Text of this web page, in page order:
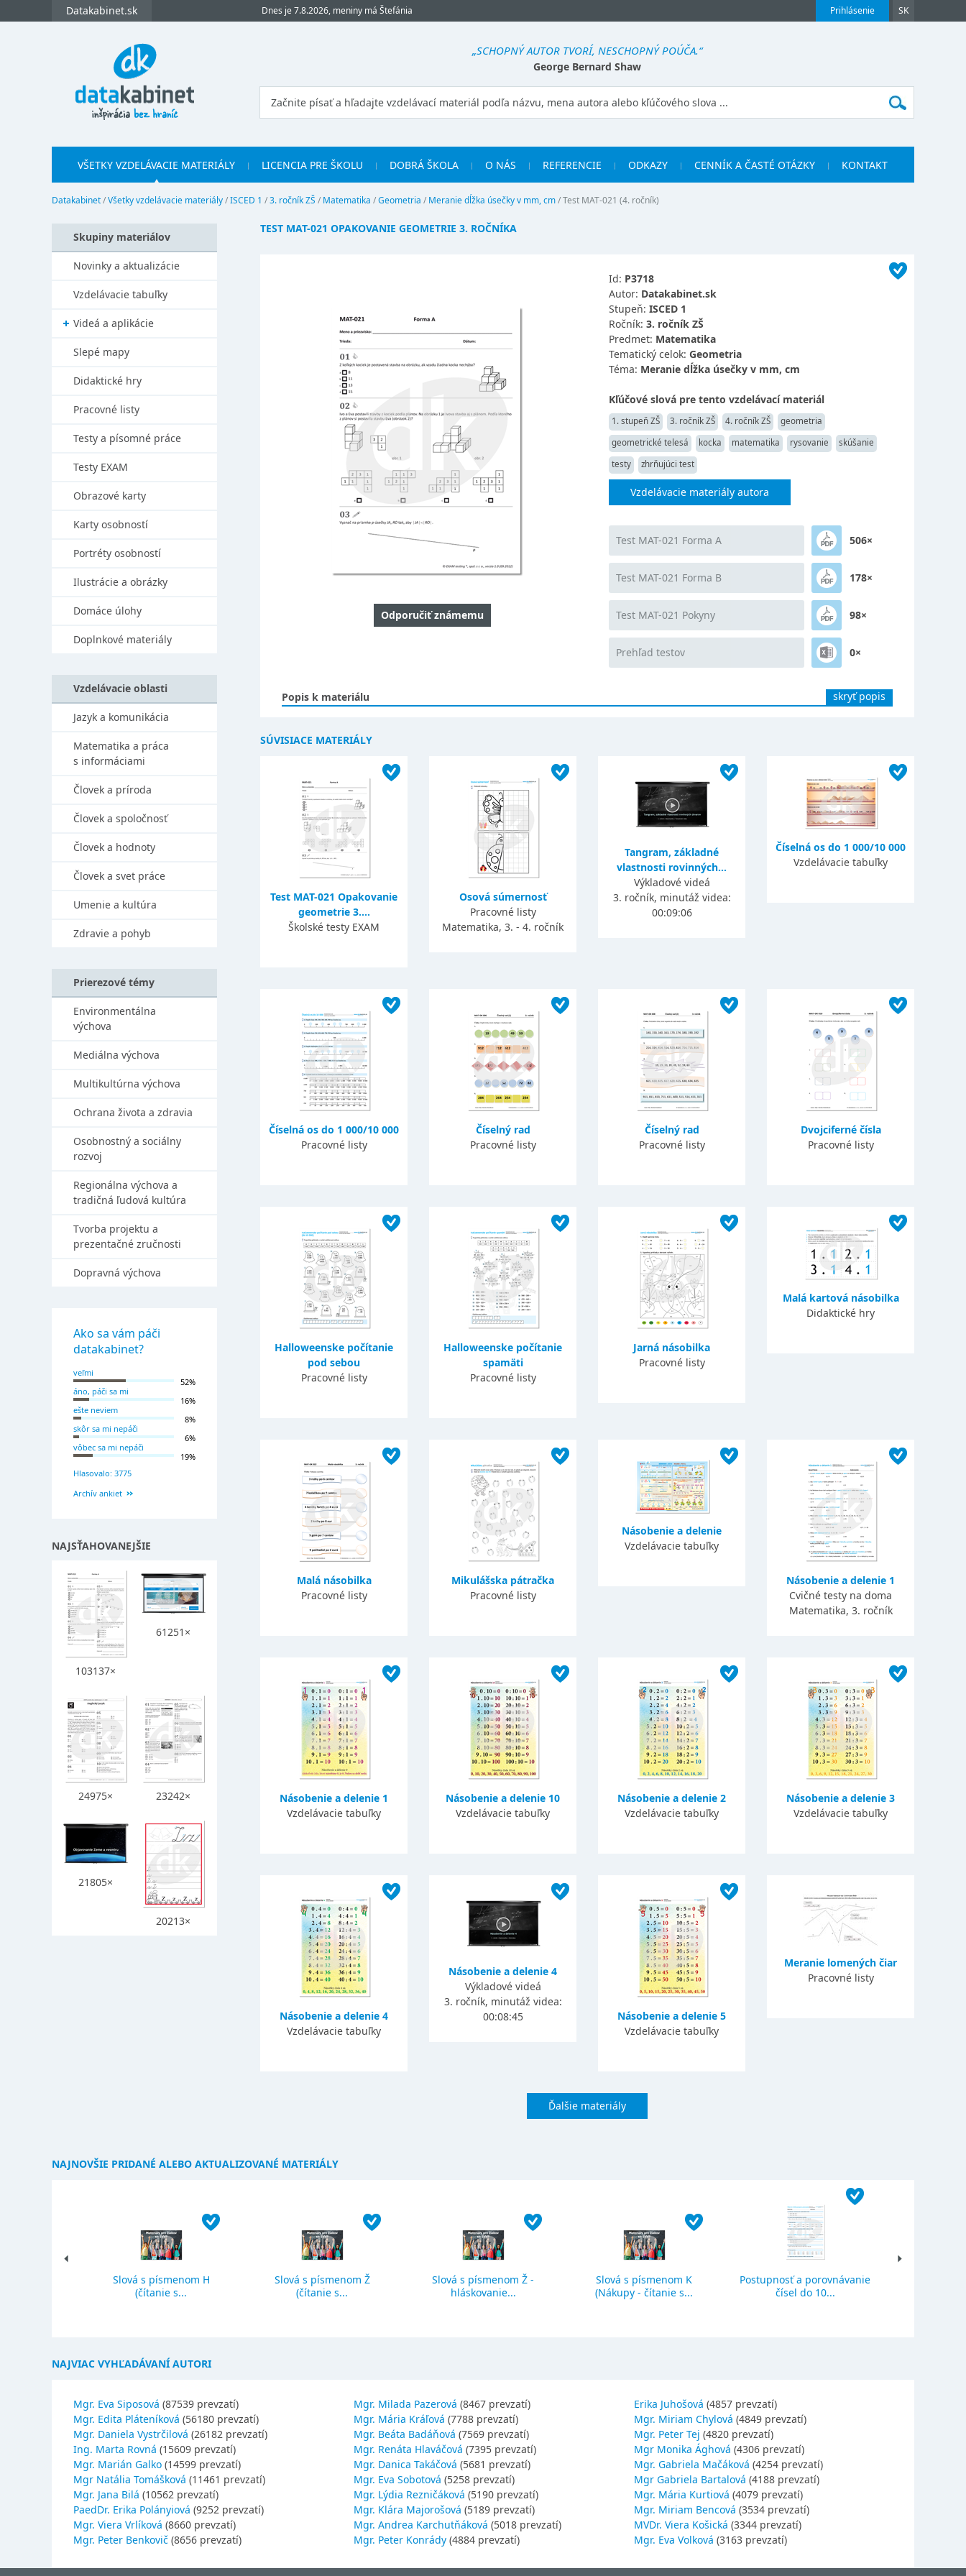
Prihlásenie SK
Datakabinet.sk Dnes je 7.8.2026, meniny má Štefánia
„SCHOPNÝ AUTOR TVORÍ, NESCHOPNÝ POÚČA.“
George Bernard Shaw
VŠETKY VZDELÁVACIE MATERIÁLY LICENCIA PRE ŠKOLU DOBRÁ ŠKOLA O NÁS REFERENCIE ODKAZY CENNÍK A ČASTÉ OTÁZKY KONTAKT
Datakabinet/Všetky vzdelávacie materiály/ISCED 1 /3. ročník ZŠ / Matematika /Geometria / Meranie dĺžka úsečky v mm, cm/Test MAT-021 (4. ročník)
TEST MAT-021 OPAKOVANIE GEOMETRIE 3. ROČNÍKA
Odporučiť známemu
Id: P3718
Autor: Datakabinet.sk
Stupeň: ISCED 1
Ročník: 3. ročník ZŠ
Predmet: Matematika
Tematický celok: Geometria
Téma: Meranie dĺžka úsečky v mm, cm
Kľúčové slová pre tento vzdelávací materiál
1. stupeň ZŠ 3. ročník ZŠ 4. ročník ZŠ
geometria
geometrické telesá
kocka matematika rysovanie
skúšanie
testy
zhrňujúci test
Vzdelávacie materiály autora
Test MAT-021 Forma A 506×
Test MAT-021 Forma B 178×
Test MAT-021 Pokyny 98×
Prehľad testov 0×
Popis k materiálu skryť popis
SÚVISIACE MATERIÁLY
Test MAT-021 Opakovanie
geometrie 3....
Školské testy EXAM
Osová súmernosť
Pracovné listy
Matematika, 3. - 4. ročník
Tangram, základné
vlastnosti rovinných...
Výkladové videá
3. ročník, minutáž videa:
00:09:06
Číselná os do 1 000/10 000
Vzdelávacie tabuľky
Číselná os do 1 000/10 000
Pracovné listy
Číselný rad
Pracovné listy
Číselný rad
Pracovné listy
Dvojciferné čísla
Pracovné listy
Halloweenske počítanie
pod sebou
Pracovné listy
Halloweenske počítanie
spamäti
Pracovné listy
Jarná násobilka
Pracovné listy
Malá kartová násobilka
Didaktické hry
Malá násobilka
Pracovné listy
Mikulášska pátračka
Pracovné listy
Násobenie a delenie
Vzdelávacie tabuľky
Násobenie a delenie 1
Cvičné testy na doma
Matematika, 3. ročník
Násobenie a delenie 1
Vzdelávacie tabuľky
Násobenie a delenie 10
Vzdelávacie tabuľky
Násobenie a delenie 2
Vzdelávacie tabuľky
Násobenie a delenie 3
Vzdelávacie tabuľky
Násobenie a delenie 4
Vzdelávacie tabuľky
Násobenie a delenie 4
Výkladové videá
3. ročník, minutáž videa:
00:08:45
Násobenie a delenie 5
Vzdelávacie tabuľky
Meranie lomených čiar
Pracovné listy
Ďalšie materiály
Skupiny materiálov
Novinky a aktualizácie
Vzdelávacie tabuľky
Videá a aplikácie
Slepé mapy
Didaktické hry
Pracovné listy
Testy a písomné práce
Testy EXAM
Obrazové karty
Karty osobností
Portréty osobností
Ilustrácie a obrázky
Domáce úlohy
Doplnkové materiály
Vzdelávacie oblasti
Jazyk a komunikácia
Matematika a práca
s informáciami
Človek a príroda
Človek a spoločnosť
Človek a hodnoty
Človek a svet práce
Umenie a kultúra
Zdravie a pohyb
Prierezové témy
Environmentálna
výchova
Mediálna výchova
Multikultúrna výchova
Ochrana života a zdravia
Osobnostný a sociálny
rozvoj
Regionálna výchova a
tradičná ľudová kultúra
Tvorba projektu a
prezentačné zručnosti
Dopravná výchova
Ako sa vám páči
datakabinet?
veľmi
52%
áno, páči sa mi
16%
ešte neviem
8%
skôr sa mi nepáči
6%
vôbec sa mi nepáči
19%
Hlasovalo: 3775
Archív ankiet
NAJSŤAHOVANEJŠIE
103137×
61251×
24975× 23242×
21805×
20213×
NAJNOVŠIE PRIDANÉ ALEBO AKTUALIZOVANÉ MATERIÁLY
Slová s písmenom H
(čítanie s...
Slová s písmenom Ž
(čítanie s...
Slová s písmenom Ž -
hláskovanie...
Slová s písmenom K
(Nákupy - čítanie s...
Postupnosť a porovnávanie
čísel do 10...
NAJVIAC VYHĽADÁVANÍ AUTORI
Mgr. Eva Siposová (87539 prevzatí)
Mgr. Edita Pláteníková (56180 prevzatí)
Mgr. Daniela Vystrčilová (26182 prevzatí)
Ing. Marta Rovná (15609 prevzatí)
Mgr. Marián Galko (14599 prevzatí)
Mgr Natália Tomášková (11461 prevzatí)
Mgr. Jana Bilá (10562 prevzatí)
PaedDr. Erika Polányiová (9252 prevzatí)
Mgr. Viera Vrlíková (8660 prevzatí)
Mgr. Peter Benkovič (8656 prevzatí)
Mgr. Milada Pazerová (8467 prevzatí)
Mgr. Mária Kráľová (7788 prevzatí)
Mgr. Beáta Badáňová (7569 prevzatí)
Mgr. Renáta Hlaváčová (7395 prevzatí)
Mgr. Danica Takáčová (5681 prevzatí)
Mgr. Eva Sobotová (5258 prevzatí)
Mgr. Lýdia Rezničáková (5190 prevzatí)
Mgr. Klára Majorošová (5189 prevzatí)
Mgr. Andrea Karchutňáková (5018 prevzatí)
Mgr. Peter Konrády (4884 prevzatí)
Erika Juhošová (4857 prevzatí)
Mgr. Miriam Chylová (4849 prevzatí)
Mgr. Peter Tej (4820 prevzatí)
Mgr Monika Ághová (4306 prevzatí)
Mgr. Gabriela Mačáková (4254 prevzatí)
Mgr Gabriela Bartalová (4188 prevzatí)
Mgr. Mária Kurtiová (4079 prevzatí)
Mgr. Miriam Bencová (3534 prevzatí)
MVDr. Viera Košická (3344 prevzatí)
Mgr. Eva Volková (3163 prevzatí)